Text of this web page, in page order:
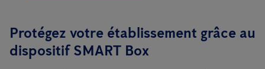
Protégez votre établissement grâce au
dispositif SMART Box